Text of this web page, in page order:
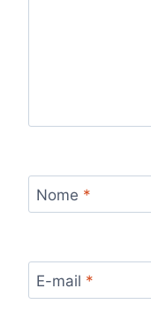
Nome *
E-mail *